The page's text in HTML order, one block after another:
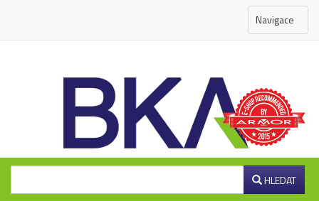
Navigace
HLEDAT